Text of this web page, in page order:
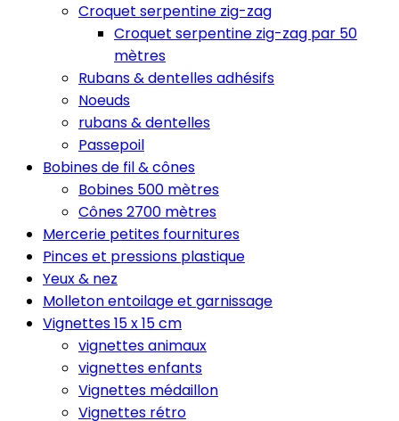
Croquet serpentine zig-zag
Croquet serpentine zig-zag par 50
mètres
Rubans & dentelles adhésifs
Noeuds
rubans & dentelles
Passepoil
Bobines de fil & cônes
Bobines 500 mètres
Cônes 2700 mètres
Mercerie petites fournitures
Pinces et pressions plastique
Yeux & nez
Molleton entoilage et garnissage
Vignettes 15 x 15 cm
vignettes animaux
vignettes enfants
Vignettes médaillon
Vignettes rétro